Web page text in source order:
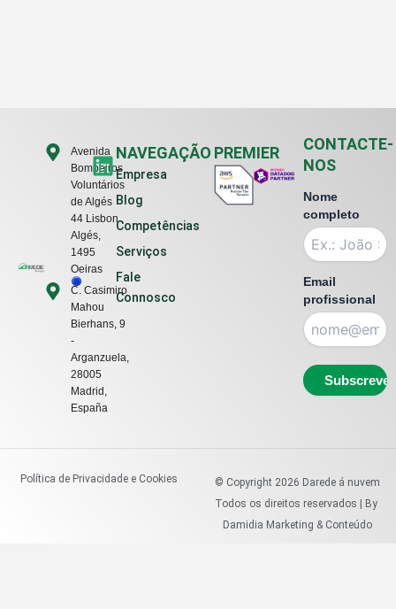
Avenida
Bombeiros
Voluntários
de Algés
44 Lisbon ,
Algés,
1495
Oeiras
C. Casimiro
Mahou
Bierhans, 9
-
Arganzuela,
28005
Madrid,
España
L
i
n
k
d
i
n
NAVEGAÇÃO
Empresa
Blog
Competências
Serviços
Fale
Connosco
PREMIER
CONTACTE-
NOS
Nome
completo
Email
profissional
Política de Privacidade e Cookies © Copyright 2026 Darede á nuvem
Todos os direitos reservados | By
Damidia Marketing & Conteúdo